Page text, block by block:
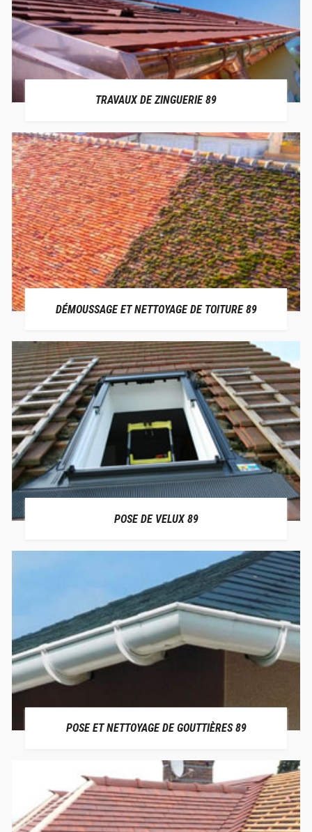
TRAVAUX DE ZINGUERIE 89
DÉMOUSSAGE ET NETTOYAGE DE TOITURE 89
POSE DE VELUX 89
POSE ET NETTOYAGE DE GOUTTIÈRES 89